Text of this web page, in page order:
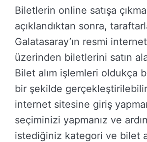
Biletlerin online satışa
açıklandıktan sonra,
Galatasaray’ın resmi
üzerinden biletlerini satın
Bilet alım işlemleri oldukça
bir şekilde
internet sitesine giriş
seçiminizi yapmanız ve
istediğiniz kategori ve bilet